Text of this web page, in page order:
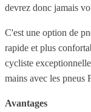
devrez donc jamais
C'est une option de
rapide et plus
cycliste
mains avec les
Avantages